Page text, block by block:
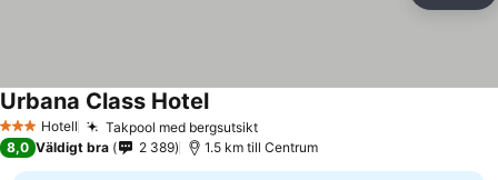
3 StjärnorHotell Takpool med bergsutsiktSe priser
Urbana Class HotelSe priser
8,0 Väldigt bra 2 389 1.5 km till Centrum